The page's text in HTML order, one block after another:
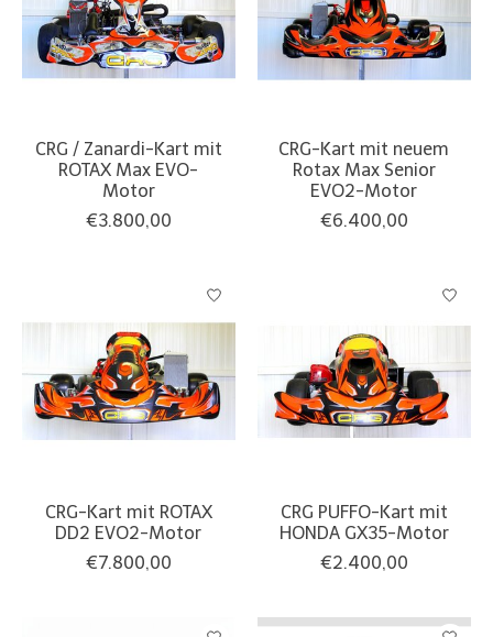
CRG / Zanardi-Kart mit
ROTAX Max EVO-
Motor
€3.800,00
CRG-Kart mit neuem
Rotax Max Senior
EVO2-Motor
€6.400,00
CRG-Kart mit ROTAX
DD2 EVO2-Motor
€7.800,00
CRG PUFFO-Kart mit
HONDA GX35-Motor
€2.400,00